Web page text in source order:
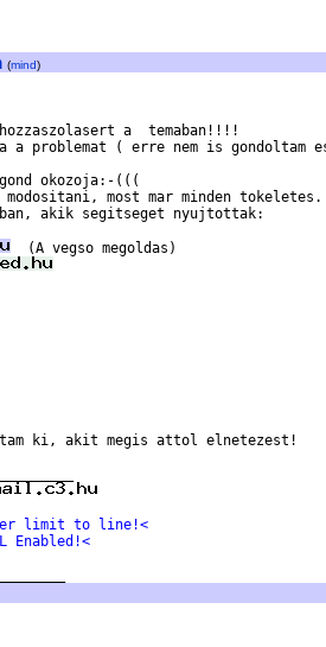
(mind)
hozzaszolasert a  temaban!!!!
problemat ( erre nem is gondoltam
okozoja:-(((
most mar minden tokeletes.
akik segitseget nyujtottak:
ki, akit megis attol elnetezest!
limit to line!<
Enabled!<